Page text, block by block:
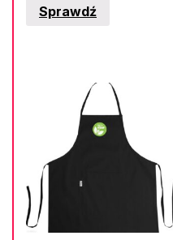
Sprawdź